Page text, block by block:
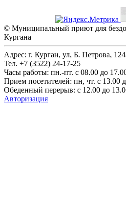
© Муниципальный приют для
Кургана
Адрес: г. Курган, ул, Б. Петрова,
Тел. +7 (3522) 24-17-25
Часы работы: пн.-пт. с 08.00 до
Прием посетителей: пн, чт. с 13.00
Обеденный перерыв: с 12.00 до
Авторизация